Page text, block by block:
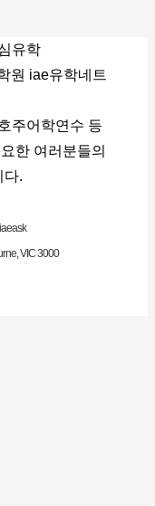
유학
원 iae유학네트
주어학연수 등
한 여러분들의
다.
VIC 3000